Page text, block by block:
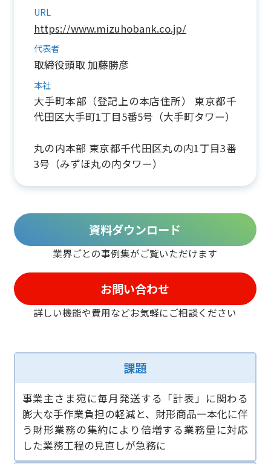
URL
https://www.mizuhobank.co.jp/
代表者
取締役頭取 加藤勝彦
本社
大手町本部（登記上の本店住所） 東京都千
代田区大手町1丁目5番5号（大手町タワー）
丸の内本部 東京都千代田区丸の内1丁目3番
3号（みずほ丸の内タワー）
資料ダウンロード
業界ごとの事例集がご覧いただけます
お問い合わせ
詳しい機能や費用などお気軽に ご相談ください
課題
事業主さま宛に毎月発送する「計表」に関わる
膨大な手作業負担の軽減と、財形商品一本化に伴
う財形業務の集約により倍増する業務量に対応
した業務工程の見直しが急務に